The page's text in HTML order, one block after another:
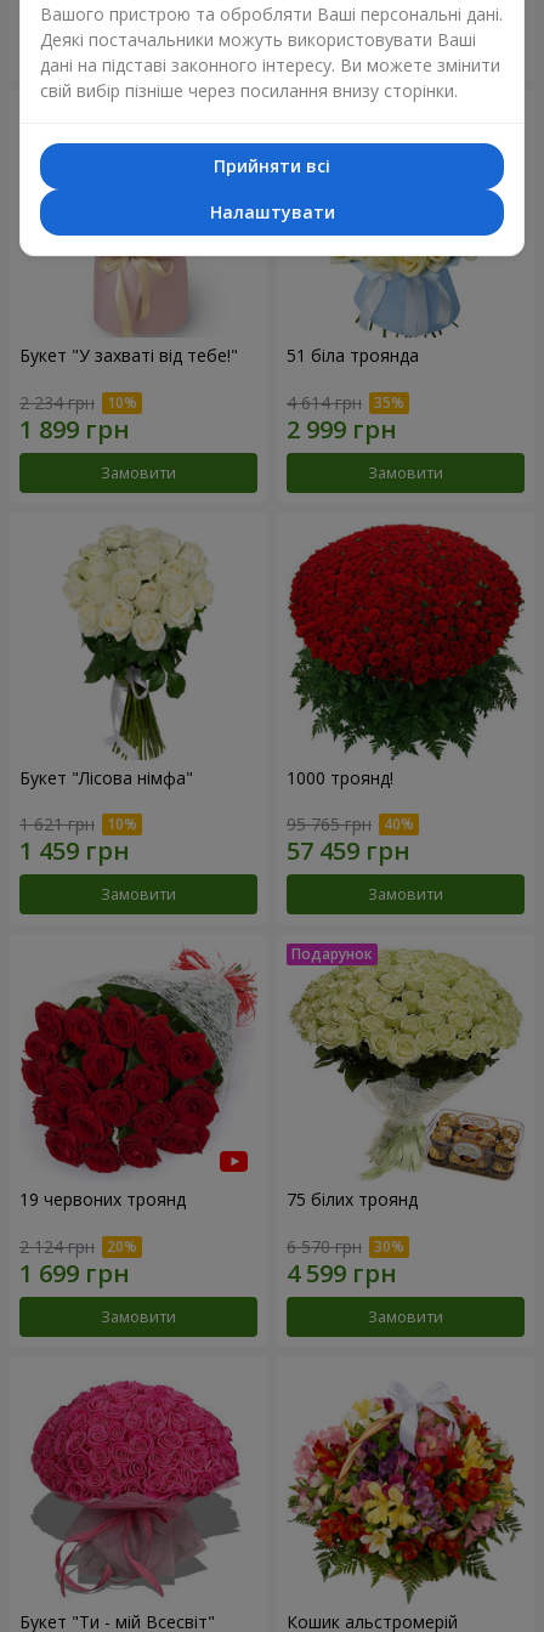
Замовити Замовити
Букет "У захваті від тебе!"
2 234 грн
Замовити
51 біла троянда
4 614 грн
Замовити
Букет "Лісова німфа"
1 621 грн
Замовити
1000 троянд!
95 765 грн
Замовити
19 червоних троянд
2 124 грн
Замовити
75 білих троянд
6 570 грн
Замовити
Букет "Ти - мій Всесвіт" Кошик альстромерій
Вашого пристрою та обробляти Ваші персональні дані.
Деякі постачальники можуть використовувати Ваші
дані на підставі законного інтересу. Ви можете змінити
свій вибір пізніше через посилання внизу сторінки.
Прийняти всі
Налаштувати